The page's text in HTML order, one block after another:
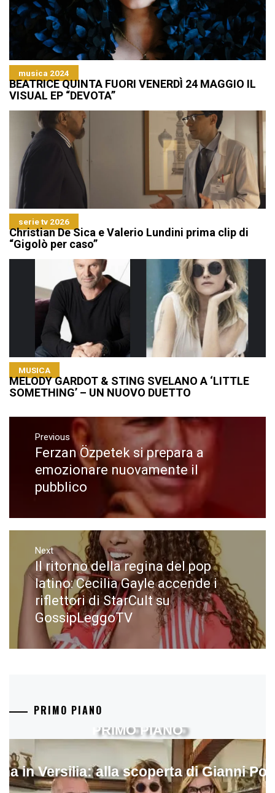
musica 2024
BEATRICE QUINTA FUORI VENERDÌ 24 MAGGIO IL
VISUAL EP “DEVOTA”
serie tv 2026
Christian De Sica e Valerio Lundini prima clip di
“Gigolò per caso”
MUSICA
MELODY GARDOT & STING SVELANO A ‘LITTLE
SOMETHING’ – UN NUOVO DUETTO
Navigazione
articoli
Previous
Previous
post:
Ferzan Özpetek si prepara a
emozionare nuovamente il
pubblico
Next
Next
post:
Il ritorno della regina del pop
latino: Cecilia Gayle accende i
riflettori di StarCult su
GossipLeggoTV
PRIMO PIANO
in Versilia: alla scoperta di Gianni
PRIMO PIANO